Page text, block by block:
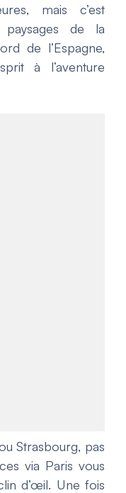
mais c’est
de la
de l’Espagne,
à l’aventure
Strasbourg, pas
via Paris vous
d’œil. Une fois